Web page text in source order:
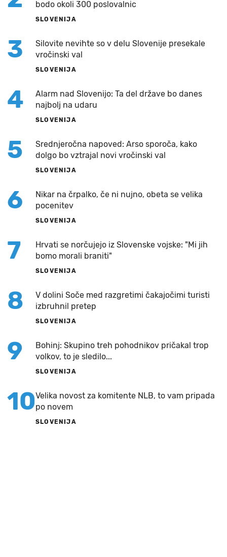
bodo okoli 300 poslovalnic
SLOVENIJA
3
Silovite nevihte so v delu Slovenije presekale
vročinski val
SLOVENIJA
4
Alarm nad Slovenijo: Ta del države bo danes
najbolj na udaru
SLOVENIJA
5
Srednjeročna napoved: Arso sporoča, kako
dolgo bo vztrajal novi vročinski val
SLOVENIJA
6
Nikar na črpalko, če ni nujno, obeta se velika
pocenitev
SLOVENIJA
7
Hrvati se norčujejo iz Slovenske vojske: "Mi jih
bomo morali braniti"
SLOVENIJA
8
V dolini Soče med razgretimi čakajočimi turisti
izbruhnil pretep
SLOVENIJA
9
Bohinj: Skupino treh pohodnikov pričakal trop
volkov, to je sledilo...
SLOVENIJA
10Velika novost za komitente NLB, to vam pripada
po novem
SLOVENIJA